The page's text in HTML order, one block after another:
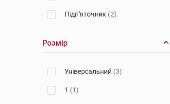
Підп'яточник (2)
Розмір
Універсальний (3)
1 (1)